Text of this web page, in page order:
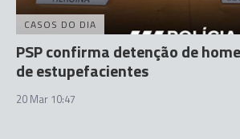
CASOS DO DIA
PSP confirma detenção de
de estupefacientes
20 Mar 10:47